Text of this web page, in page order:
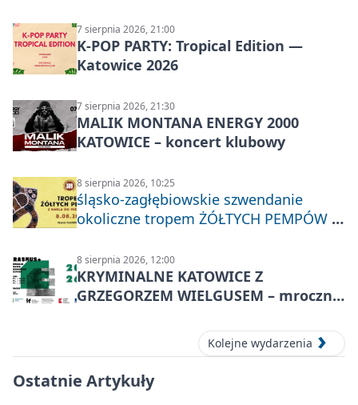
7 sierpnia 2026, 21:00
K-POP PARTY: Tropical Edition —
Katowice 2026
7 sierpnia 2026, 21:30
MALIK MONTANA ENERGY 2000
KATOWICE – koncert klubowy
8 sierpnia 2026, 10:25
śląsko-zagłębiowskie szwendanie
okoliczne tropem ŻÓŁTYCH PEMPÓW z
8 sierpnia 2026, 12:00
KRYMINALNE KATOWICE Z
GRZEGORZEM WIELGUSEM – mroczne
Kolejne wydarzenia
Ostatnie Artykuły